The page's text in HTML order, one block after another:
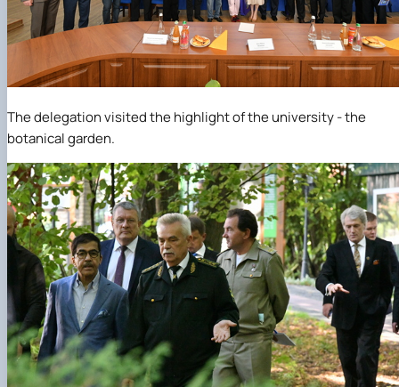
The delegation visited the highlight of the university - the
botanical garden.